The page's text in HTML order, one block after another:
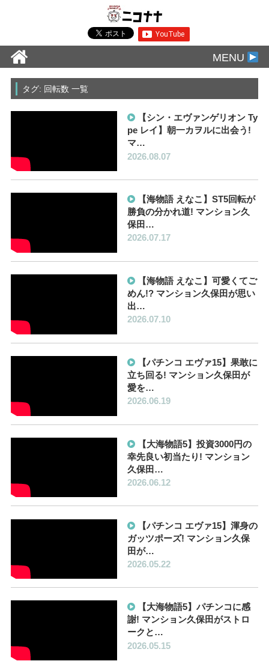
MENU
タグ: 回転数 一覧
【シン・エヴァンゲリオン Ty
pe レイ】朝一カヲルに出会う!
マ…
2026.08.07
【海物語 えなこ】ST5回転が
勝負の分かれ道! マンション久
保田…
2026.07.17
【海物語 えなこ】可愛くてご
めん!? マンション久保田が思い
出…
2026.07.10
【パチンコ エヴァ15】果敢に
立ち回る! マンション久保田が
愛を…
2026.06.19
【大海物語5】投資3000円の
幸先良い初当たり! マンション
久保田…
2026.06.12
【パチンコ エヴァ15】渾身の
ガッツポーズ! マンション久保
田が…
2026.05.22
【大海物語5】パチンコに感
謝! マンション久保田がストロ
ークと…
2026.05.15